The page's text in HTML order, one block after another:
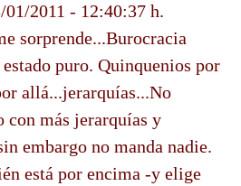
01/2011 - 12:40:37 h.
sorprende...Burocracia
puro. Quinquenios por
allá...jerarquías...No
con más jerarquías y
embargo no manda nadie.
está por encima -y elige